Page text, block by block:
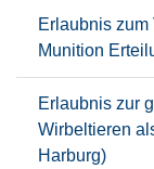
Erlaubnis zum
Munition
Erlaubnis zur
Wirbeltieren
Harburg)